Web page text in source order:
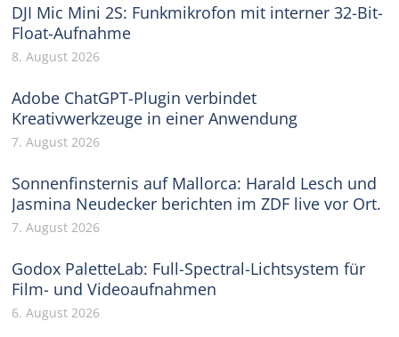
DJI Mic Mini 2S: Funkmikrofon mit interner 32-Bit-
Float-Aufnahme
8. August 2026
Adobe ChatGPT-Plugin verbindet
Kreativwerkzeuge in einer Anwendung
7. August 2026
Sonnenfinsternis auf Mallorca: Harald Lesch und
Jasmina Neudecker berichten im ZDF live vor Ort.
7. August 2026
Godox PaletteLab: Full-Spectral-Lichtsystem für
Film- und Videoaufnahmen
6. August 2026